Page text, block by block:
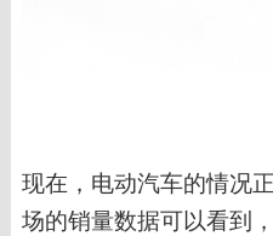
现在，电动汽车的情况
场的销量数据可以看到